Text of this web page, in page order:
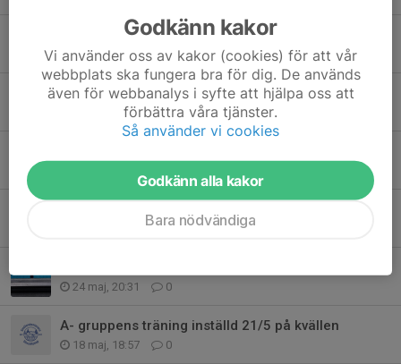
Träning 7/7 flyttad till 09.00
6 jul, 19:34 0
Flyttat träning idag 24/06
24 jun, 06:23 0
0
24 maj, 20:31 0
A- gruppens träning inställd 21/5 på kvällen
18 maj, 18:57 0
Godkänn kakor
Vi använder oss av kakor (cookies) för att vår
webbplats ska fungera bra för dig. De används
även för webbanalys i syfte att hjälpa oss att
förbättra våra tjänster.
Så använder vi cookies
Godkänn alla kakor
Bara nödvändiga